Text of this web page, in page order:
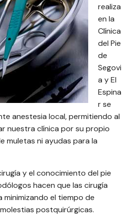
realiza
en la
Clínica
del Pie
de
Segovi
a y El
Espina
r se
anestesia local, permitiendo al
nuestra clínica por su propio
muletas ni ayudas para la
y el conocimiento del pie
hacen que las cirugía
minimizando el tiempo de
postquirúrgicas.